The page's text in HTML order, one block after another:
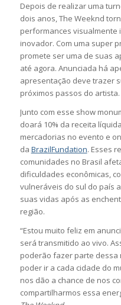
Depois de realizar uma
dois anos, The Weeknd
performances visualmente
inovador. Com uma super
promete ser uma de suas
até agora. Anunciada há
apresentação deve trazer
próximos passos do artista.
Junto com esse show
doará 10% da receita
mercadorias no evento e
da BrazilFundation. Esses
comunidades no Brasil
dificuldades econômicas,
vulneráveis ​​do sul do país
suas vidas após as
região.
“Estou muito feliz em
será transmitido ao vivo.
poderão fazer parte dessa
poder ir a cada cidade do
nos dão a chance de nos
compartilharmos essa